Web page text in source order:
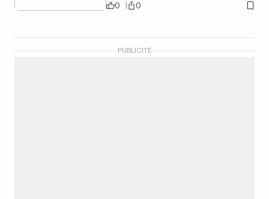
0 0
PUBLICITÉ